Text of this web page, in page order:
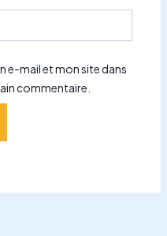
e-mail et mon site dans
commentaire.